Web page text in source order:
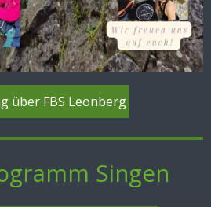
über FBS Leonberg
Singen